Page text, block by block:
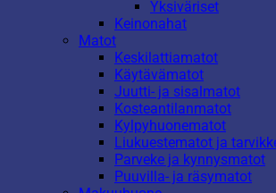
Yksiväriset
Keinonahat
Matot
Keskilattiamatot
Käytävämatot
Juutti- ja sisalmatot
Kosteantilanmatot
Kylpyhuonematot
Liukuestematot ja
Parveke ja kynnysmatot
Puuvilla- ja räsymatot